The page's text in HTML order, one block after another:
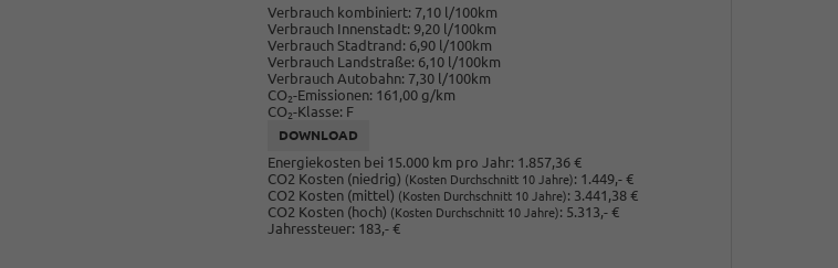
Verbrauch kombiniert: 7,10 l/100km
Verbrauch Innenstadt: 9,20 l/100km
Verbrauch Stadtrand: 6,90 l/100km
Verbrauch Landstraße: 6,10 l/100km
Verbrauch Autobahn: 7,30 l/100km
CO2-Emissionen: 161,00 g/km
CO2-Klasse: F
DOWNLOAD
Energiekosten bei 15.000 km pro Jahr: 1.857,36 €
CO2 Kosten (niedrig) (Kosten Durchschnitt 10 Jahre): 1.449,- €
CO2 Kosten (mittel) (Kosten Durchschnitt 10 Jahre): 3.441,38 €
CO2 Kosten (hoch) (Kosten Durchschnitt 10 Jahre): 5.313,- €
Jahressteuer: 183,- €